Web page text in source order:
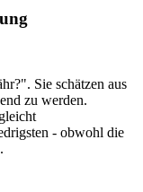
Sie schätzen aus
zu werden.
- obwohl die